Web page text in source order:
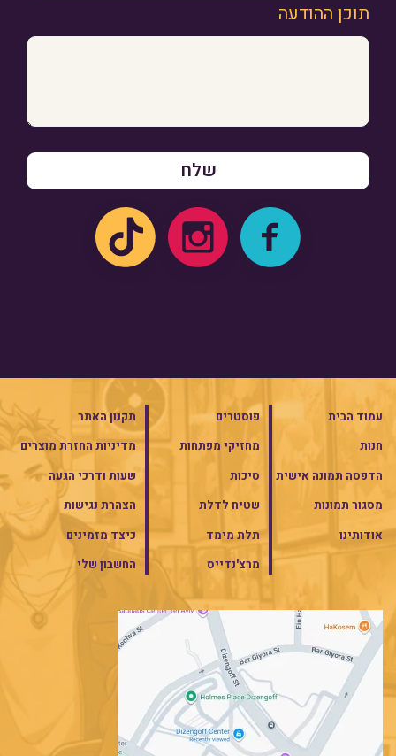
תוכן ההודעה
עמוד הבית
חנות
הדפסה תמונה אישית
מסגור תמונות
אודותינו
פוסטרים
מחזיקי מפתחות
סיכות
שטיח לדלת
תלת מימד
מרצ'נדייס
תקנון האתר
מדיניות החזרת מוצרים
שעות ודרכי הגעה
הצהרת נגישות
כיצד מזמינים
החשבון שלי